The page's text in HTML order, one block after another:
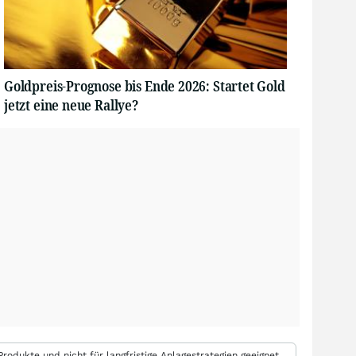
Goldpreis-Prognose bis Ende 2026: Startet Gold
jetzt eine neue Rallye?